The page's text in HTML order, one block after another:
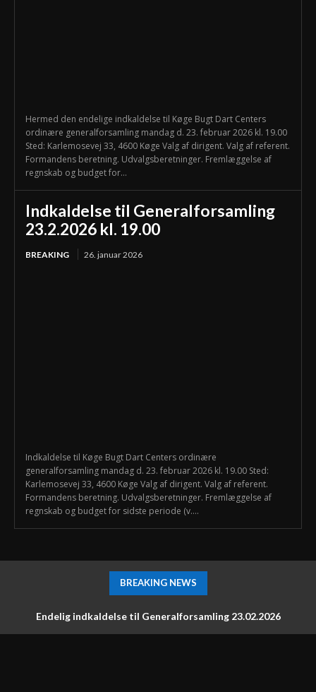
Hermed den endelige indkaldelse til Køge Bugt Dart Centers
ordinære generalforsamling mandag d. 23. februar 2026 kl. 19.00
Sted: Karlemosevej 33, 4600 Køge Valg af dirigent. Valg af referent.
Formandens beretning. Udvalgsberetninger. Fremlæggelse af
regnskab og budget for...
Indkaldelse til Generalforsamling
23.2.2026 kl. 19.00
BREAKING 26. januar 2026
Indkaldelse til Køge Bugt Dart Centers ordinære
generalforsamling mandag d. 23. februar 2026 kl. 19.00 Sted:
Karlemosevej 33, 4600 Køge Valg af dirigent. Valg af referent.
Formandens beretning. Udvalgsberetninger. Fremlæggelse af
regnskab og budget for sidste periode (v....
BREAKING NEWS
Endelig indkaldelse til Generalforsamling 23.02.2026